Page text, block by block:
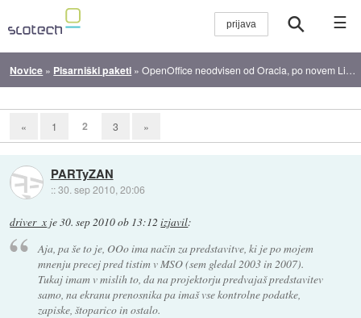
☰
Novice » Pisarniški paketi »OpenOffice neodvisen od Oracla, po novem LibreOffice
« 1 2 3 »
PARTyZAN
::30. sep 2010, 20:06
driver_x je30. sep 2010 ob 13:12 izjavil:
Aja, pa še to je, OOo ima način za predstavitve, ki je po mojem
mnenju precej pred tistim v MSO (sem gledal 2003 in 2007).
Tukaj imam v mislih to, da na projektorju predvajaš predstavitev
samo, na ekranu prenosnika pa imaš vse kontrolne podatke,
zapiske, štoparico in ostalo.